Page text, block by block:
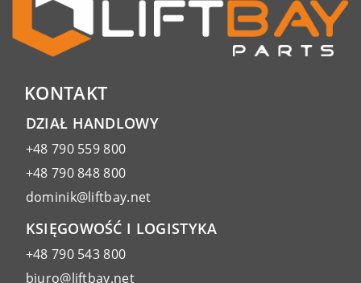
KONTAKT
DZIAŁ HANDLOWY
+48 790 559 800
+48 790 848 800
dominik@liftbay.net
KSIĘGOWOŚĆ I LOGISTYKA
+48 790 543 800
biuro@liftbay.net